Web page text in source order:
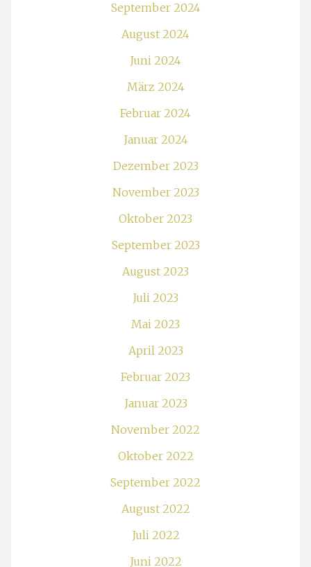
September 2024
August 2024
Juni 2024
März 2024
Februar 2024
Januar 2024
Dezember 2023
November 2023
Oktober 2023
September 2023
August 2023
Juli 2023
Mai 2023
April 2023
Februar 2023
Januar 2023
November 2022
Oktober 2022
September 2022
August 2022
Juli 2022
Juni 2022